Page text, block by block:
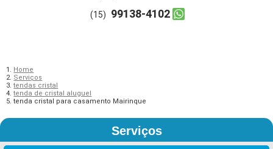
(15) 99138-4102
Home
Serviços
tendas cristal
tenda de cristal aluguel
tenda cristal para casamento Mairinque
Serviços